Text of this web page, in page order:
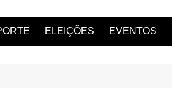
ELEIÇÕES EVENTOS